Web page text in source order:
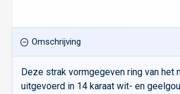
Omschrijving
Deze strak vormgegeven ring van het
uitgevoerd in 14 karaat wit- en